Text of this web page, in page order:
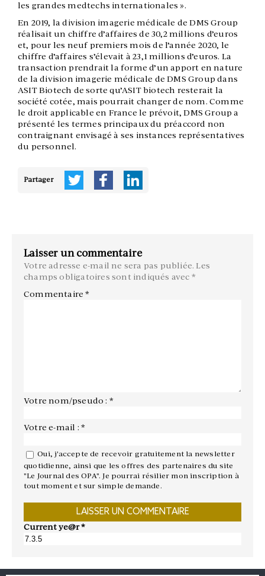
les grandes medtechs internationales ».
En 2019, la division imagerie médicale de DMS Group
réalisait un chiffre d’affaires de 30,2 millions d’euros
et, pour les neuf premiers mois de l’année 2020, le
chiffre d’affaires s’élevait à 23,1 millions d’euros. La
transaction prendrait la forme d’un apport en nature
de la division imagerie médicale de DMS Group dans
ASIT Biotech de sorte qu’ASIT biotech resterait la
société cotée, mais pourrait changer de nom. Comme
le droit applicable en France le prévoit, DMS Group a
présenté les termes principaux du préaccord non
contraignant envisagé à ses instances représentatives
du personnel.
Partager
Laisser un commentaire
Votre adresse e-mail ne sera pas publiée. Les
champs obligatoires sont indiqués avec *
Commentaire*
Votre nom/pseudo : *
Votre e-mail : *
Oui, j'accepte de recevoir gratuitement la newsletter
quotidienne, ainsi que les offres des partenaires du site
"Le Journal des OPA". Je pourrai résilier mon inscription à
tout moment et sur simple demande.
Current ye@r*